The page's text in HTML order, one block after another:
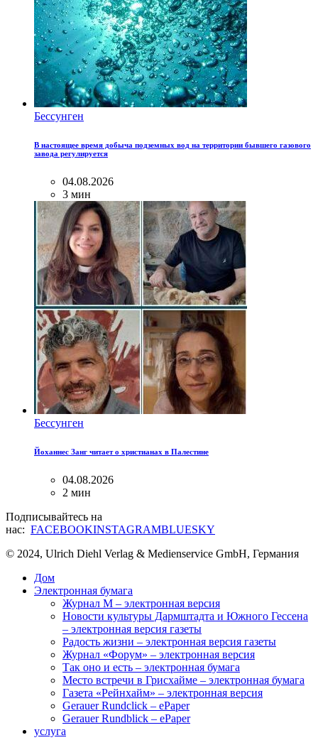
Бессунген
В настоящее время добыча подземных вод на территории бывшего газового
завода регулируется
04.08.2026
3 мин
Бессунген
Йоханнес Занг читает о христианах в Палестине
04.08.2026
2 мин
Подписывайтесь на
нас: FACEBOOKINSTAGRAMBLUESKY
© 2024, Ulrich Diehl Verlag & Medienservice GmbH, Германия
Дом
Электронная бумага
Журнал M – электронная версия
Новости культуры Дармштадта и Южного Гессена
– электронная версия газеты
Радость жизни – электронная версия газеты
Журнал «Форум» – электронная версия
Так оно и есть – электронная бумага
Место встречи в Грисхайме – электронная бумага
Газета «Рейнхайм» – электронная версия
Gerauer Rundclick – ePaper
Gerauer Rundblick – ePaper
услуга